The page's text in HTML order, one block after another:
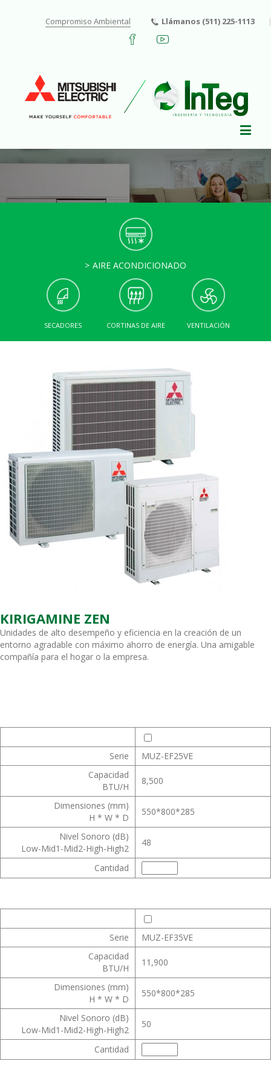
Compromiso Ambiental Llámanos (511) 225-1113
AIRE ACONDICIONADO
SECADORES CORTINAS DE AIRE VENTILACIÓN
KIRIGAMINE ZEN
Unidades de alto desempeño y eficiencia en la creación de un
entorno agradable con máximo ahorro de energía. Una amigable
compañía para el hogar o la empresa.
Serie
MUZ-EF25VE
Capacidad
BTU/H
8,500
Dimensiones (mm)
H * W * D
550*800*285
Nivel Sonoro (dB)
Low-Mid1-Mid2-High-High2
48
Cantidad
Serie
MUZ-EF35VE
Capacidad
BTU/H
11,900
Dimensiones (mm)
H * W * D
550*800*285
Nivel Sonoro (dB)
Low-Mid1-Mid2-High-High2
50
Cantidad